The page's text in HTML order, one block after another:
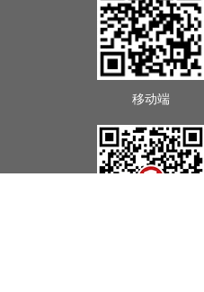
移动端